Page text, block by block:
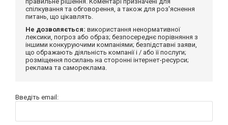
спілкування та обговорення, а також для роз'яснення
питань, що цікавлять.
Не дозволяється: використання ненормативної
лексики, погроз або образ; безпосереднє порівняння з
іншими конкуруючими компаніями; безпідставні заяви,
що ображають діяльність компанії і / або її послуги;
розміщення посилань на сторонні інтернет-ресурси;
реклама та самореклама.
Введіть email: